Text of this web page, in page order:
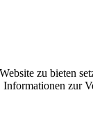
zu bieten
zur